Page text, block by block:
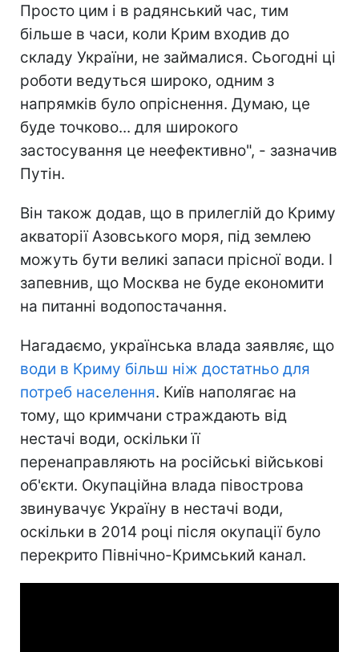
Просто цим і в радянський час, тим
більше в часи, коли Крим входив до
складу України, не займалися. Сьогодні ці
роботи ведуться широко, одним з
напрямків було опріснення. Думаю, це
буде точково... для широкого
застосування це неефективно", - зазначив
Путін.
Він також додав, що в прилеглій до Криму
акваторії Азовського моря, під землею
можуть бути великі запаси прісної води. І
запевнив, що Москва не буде економити
на питанні водопостачання.
Нагадаємо, українська влада заявляє, що
води в Криму більш ніж достатньо для
потреб населення. Київ наполягає на
тому, що кримчани страждають від
нестачі води, оскільки її
перенаправляють на російські військові
об'єкти. Окупаційна влада півострова
звинувачує Україну в нестачі води,
оскільки в 2014 році після окупації було
перекрито Північно-Кримський канал.